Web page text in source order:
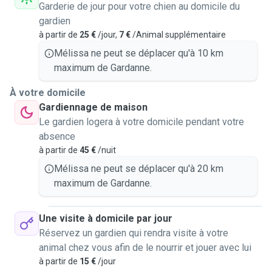
Garderie de jour pour votre chien au domicile du
gardien
à partir de 25 €/jour, 7 €/Animal supplémentaire
Mélissa ne peut se déplacer qu'à 10 km
maximum de Gardanne.
À votre domicile
Gardiennage de maison
Le gardien logera à votre domicile pendant votre
absence
à partir de 45 €/nuit
Mélissa ne peut se déplacer qu'à 20 km
maximum de Gardanne.
Une visite à domicile par jour
Réservez un gardien qui rendra visite à votre
animal chez vous afin de le nourrir et jouer avec lui
à partir de 15 €/jour